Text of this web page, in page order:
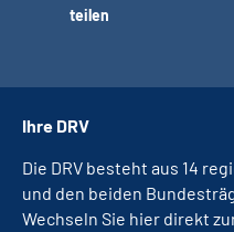
teilen
Ihre DRV
Die DRV besteht aus 14
und den beiden
Wechseln Sie hier direkt